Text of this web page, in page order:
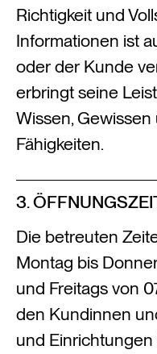
Richtigkeit und
Informationen ist
oder der Kunde
erbringt seine
Wissen,
Fähigkeiten.
3.
Die betreuten
Montag bis
und Freitags von
den Kundinnen
und